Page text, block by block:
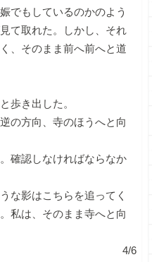
でもしているのかのよう
て取れた。しかし、それ
、そのまま前へ前へと道
歩き出した。
の方向、寺のほうへと向
確認しなければならなか
な影はこちらを追ってく
私は、そのまま寺へと向
4/6